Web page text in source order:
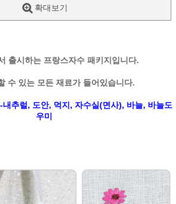
확대보기
출시하는 프랑스자수 패키지입니다.
수 있는 모든 재료가 들어있습니다.
추럴, 도안, 먹지, 자수실(면사), 바늘, 바늘도
우미